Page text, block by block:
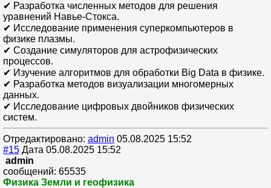
✔ Разработка численных методов для решения
уравнений Навье-Стокса.
✔ Исследование применения суперкомпьютеров в
физике плазмы.
✔ Создание симуляторов для астрофизических
процессов.
✔ Изучение алгоритмов для обработки Big Data в физике.
✔ Разработка методов визуализации многомерных
данных.
✔ Исследование цифровых двойников физических
систем.
Отредактировано: admin 05.08.2025 15:52
#15 Дата 05.08.2025 15:52
admin
сообщений: 65535
Физика Земли и геофизика